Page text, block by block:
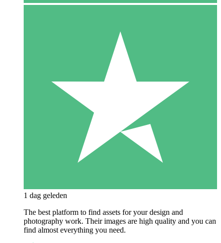
1 dag geleden
The best platform to find assets for your design and
photography work. Their images are high quality and you can
find almost everything you need.